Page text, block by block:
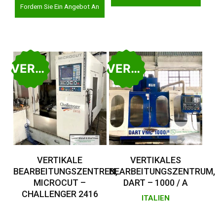
Fordern Sie Ein Angebot An
VERKAUFT
VERTIKALE
BEARBEITUNGSZENTREN,
MICROCUT –
CHALLENGER 2416
VERKAUFT
VERTIKALES
BEARBEITUNGSZENTRUM,
DART – 1000 / A
ITALIEN